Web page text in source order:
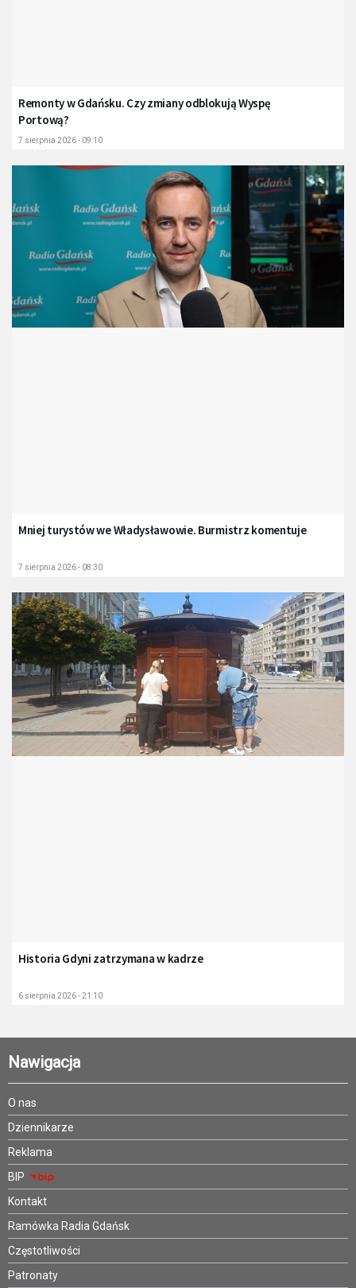
Remonty w Gdańsku. Czy zmiany odblokują Wyspę
Portową?
7 sierpnia 2026 - 09:10
Mniej turystów we Władysławowie. Burmistrz komentuje
7 sierpnia 2026 - 08:30
Historia Gdyni zatrzymana w kadrze
6 sierpnia 2026 - 21:10
Nawigacja
O nas
Dziennikarze
Reklama
BIP
Kontakt
Ramówka Radia Gdańsk
Częstotliwości
Patronaty